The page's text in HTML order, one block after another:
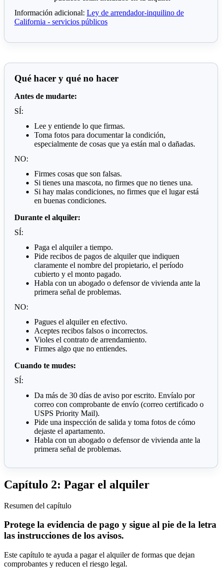
Información adicional: Ley de arrendador-inquilino de
California - servicios públicos
Qué hacer y qué no hacer
Antes de mudarte:
SÍ:
Lee y entiende lo que firmas.
Toma fotos para documentar la condición,
especialmente de cosas que ya están mal o dañadas.
NO:
Firmes cosas que son falsas.
Si tienes una mascota, no firmes que no tienes una.
Si hay malas condiciones, no firmes que el lugar está
en buenas condiciones.
Durante el alquiler:
SÍ:
Paga el alquiler a tiempo.
Pide recibos de pagos de alquiler que indiquen
claramente el nombre del propietario, el período
cubierto y el monto pagado.
Habla con un abogado o defensor de vivienda ante la
primera señal de problemas.
NO:
Pagues el alquiler en efectivo.
Aceptes recibos falsos o incorrectos.
Violes el contrato de arrendamiento.
Firmes algo que no entiendes.
Cuando te mudes:
SÍ:
Da más de 30 días de aviso por escrito. Envíalo por
correo con comprobante de envío (correo certificado o
USPS Priority Mail).
Pide una inspección de salida y toma fotos de cómo
dejaste el apartamento.
Habla con un abogado o defensor de vivienda ante la
primera señal de problemas.
Capítulo 2: Pagar el alquiler
Resumen del capítulo
Protege la evidencia de pago y sigue al pie de la letra
las instrucciones de los avisos.
Este capítulo te ayuda a pagar el alquiler de formas que dejan
comprobantes y reducen el riesgo legal.